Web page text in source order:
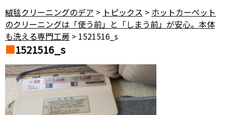
絨毯クリーニングのデア > トピックス > ホットカーペット
のクリーニングは「使う前」と「しまう前」が安心。本体
も洗える専門工房 > 1521516_s
1521516_s